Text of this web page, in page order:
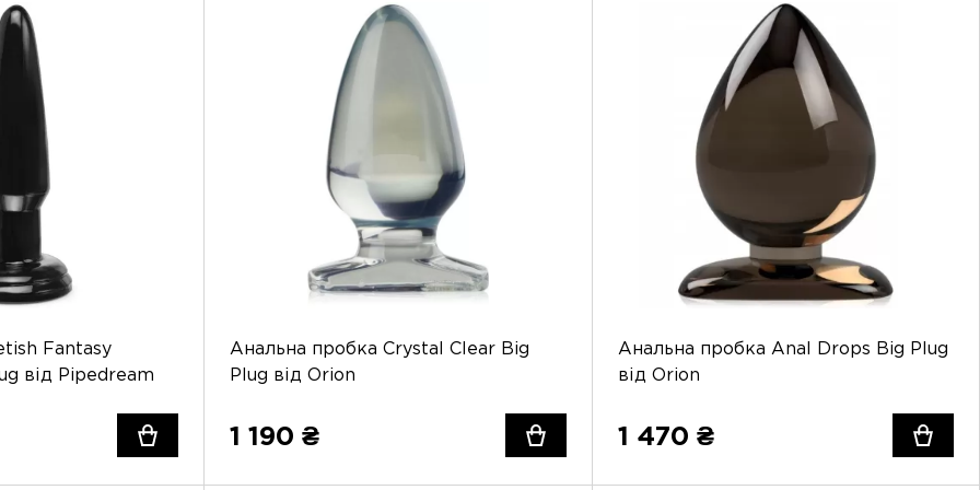
Fantasy
від Pipedream
Анальна пробка Crystal Clear Big
Plug від Orion
1 190 ₴
Анальна пробка Anal Drops Big Plug
від Orion
1 470 ₴